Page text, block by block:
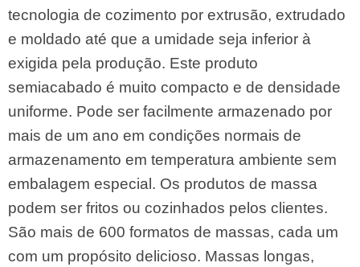
tecnologia de cozimento por extrusão, extrudado
e moldado até que a umidade seja inferior à
exigida pela produção. Este produto
semiacabado é muito compacto e de densidade
uniforme. Pode ser facilmente armazenado por
mais de um ano em condições normais de
armazenamento em temperatura ambiente sem
embalagem especial. Os produtos de massa
podem ser fritos ou cozinhados pelos clientes.
São mais de 600 formatos de massas, cada um
com um propósito delicioso. Massas longas,